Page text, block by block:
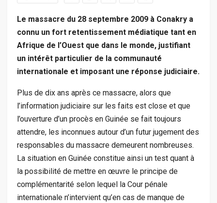
Le massacre du 28 septembre 2009 à Conakry a
connu un fort retentissement médiatique tant en
Afrique de l’Ouest que dans le monde, justifiant
un intérêt particulier de la communauté
internationale et imposant une réponse judiciaire.
Plus de dix ans après ce massacre, alors que
l’information judiciaire sur les faits est close et que
l’ouverture d’un procès en Guinée se fait toujours
attendre, les inconnues autour d’un futur jugement des
responsables du massacre demeurent nombreuses.
La situation en Guinée constitue ainsi un test quant à
la possibilité de mettre en œuvre le principe de
complémentarité selon lequel la Cour pénale
internationale n’intervient qu’en cas de manque de